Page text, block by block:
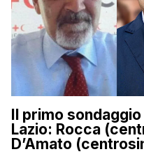
Il primo
Lazio: Rocca
D’Amato